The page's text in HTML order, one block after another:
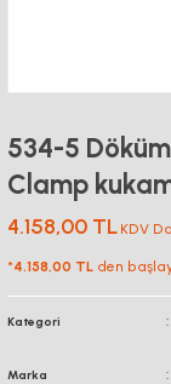
534-5
Clamp
4.158,00 TL KDV
*4.158,00 TL den
Kategori
Marka